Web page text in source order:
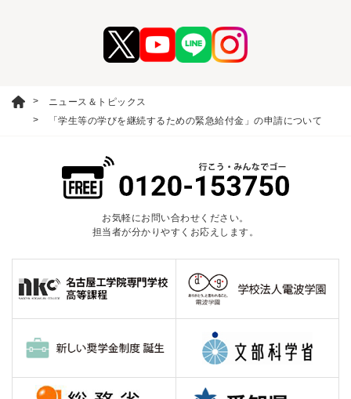
ニュース＆トピックス
「学生等の学びを継続するための緊急給付金」の申請について
お気軽にお問い合わせください。
担当者が分かりやすくお応えします。